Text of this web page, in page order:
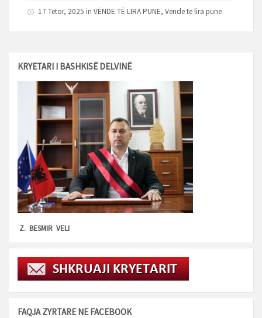
17 Tetor, 2025 in VËNDE TË LIRA PUNE, Vende te lira pune
KRYETARI I BASHKISË DELVINË
Z. BESMIR VELI
FAQJA ZYRTARE NE FACEBOOK